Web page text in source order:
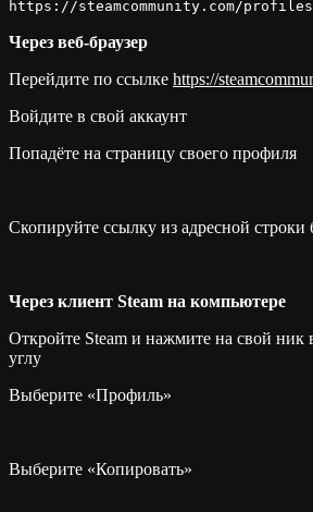
https://steamcommunity.com/
Через веб-браузер
Перейдите по ссылке https://
Войдите в свой аккаунт
Попадёте на страницу своего профиля
Скопируйте ссылку из адресной строки
Через клиент Steam на компьютере
Откройте Steam и нажмите на свой ник
углу
Выберите «Профиль»
Выберите «Копировать»